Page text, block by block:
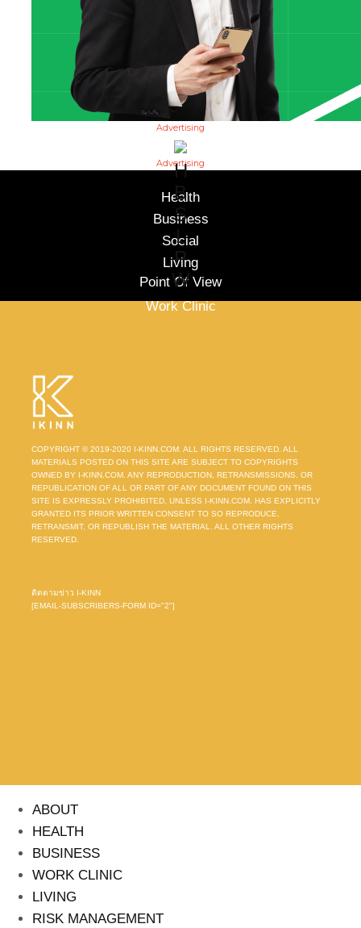
Advertising
Advertising
H
Health
B
Business
S
Social
L
Living
P
Point Of View
W
Work Clinic
COPYRIGHT © 2019-2020 I-KINN.COM. ALL RIGHTS RESERVED. ALL
MATERIALS POSTED ON THIS SITE ARE SUBJECT TO COPYRIGHTS
OWNED BY I-KINN.COM. ANY REPRODUCTION, RETRANSMISSIONS, OR
REPUBLICATION OF ALL OR PART OF ANY DOCUMENT FOUND ON THIS
SITE IS EXPRESSLY PROHIBITED, UNLESS I-KINN.COM. HAS EXPLICITLY
GRANTED ITS PRIOR WRITTEN CONSENT TO SO REPRODUCE,
RETRANSMIT, OR REPUBLISH THE MATERIAL. ALL OTHER RIGHTS
RESERVED.
ติดตามข่าว I-KINN
[EMAIL-SUBSCRIBERS-FORM ID="2"]
ABOUT
HEALTH
BUSINESS
WORK CLINIC
LIVING
RISK MANAGEMENT